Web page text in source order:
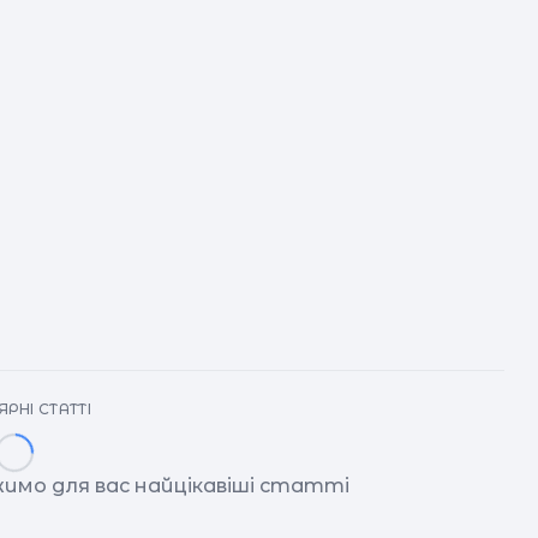
СТАТТІ
для вас найцікавіші статті